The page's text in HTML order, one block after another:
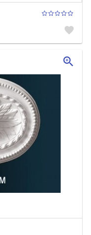
favorite
zoom_in